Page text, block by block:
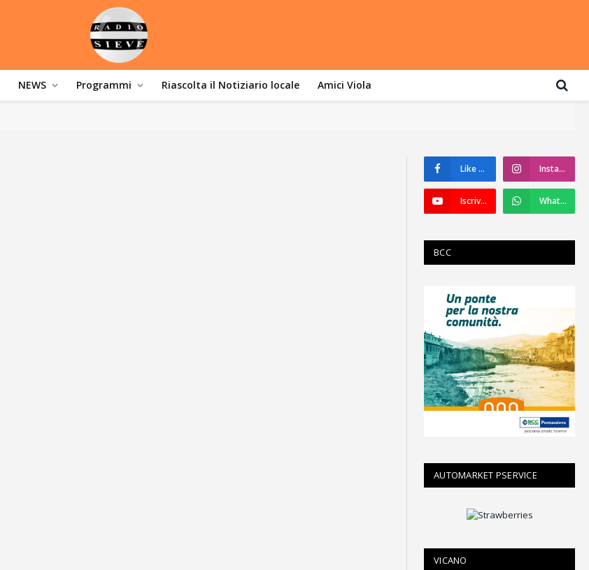
NEWS Programmi Riascolta il Notiziario locale Amici Viola
Like su Facebook Instagram
Iscriviti a YouTube WhatsApp
BCC
AUTOMARKET PSERVICE
VICANO